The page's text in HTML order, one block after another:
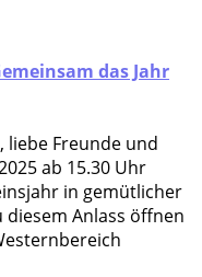
das Jahr
lie­be Freun­de und
ab 15.30 Uhr
in gemüt­li­cher
Anlass öff­nen